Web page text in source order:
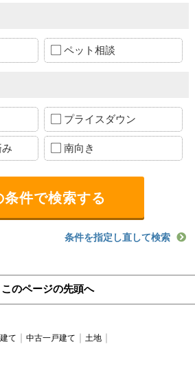
ペット相談
プライスダウン
南向き
条件を指定し直して検索
このページの先頭へ
て 中古一戸建て
土地